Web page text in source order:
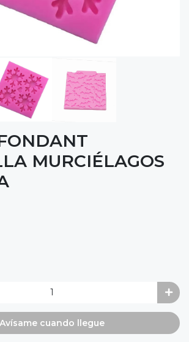
MURCIÉLAGOS
Avísame cuando llegue